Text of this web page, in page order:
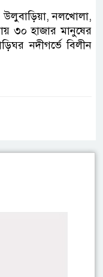
উলুবাড়িয়া, নলখোলা,
৩০ হাজার মানুষের
নদীগর্ভে বিলীন